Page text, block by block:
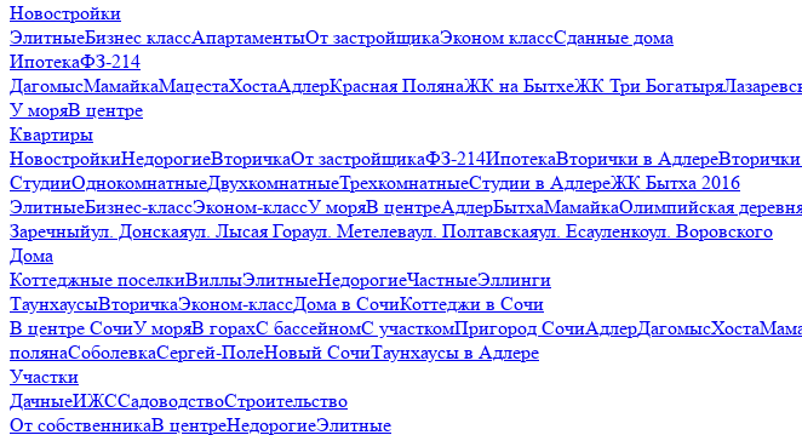
Новостройки
ЭлитныеБизнес классАпартаментыОт застройщикаЭконом классСданные дома
ИпотекаФЗ-214
ДагомысМамайкаМацестаХостаАдлерКрасная ПолянаЖК на БытхеЖК Три Богатыря
У моряВ центре
Квартиры
НовостройкиНедорогиеВторичкаОт застройщикаФЗ-214ИпотекаВторички в Адлере
СтудииОднокомнатныеДвухкомнатныеТрехкомнатныеСтудии в АдлереЖК Бытха 2016
ЭлитныеБизнес-классЭконом-классУ моряВ центреАдлерБытхаМамайкаОлимпийская
Заречныйул. Донскаяул. Лысая Гораул. Метелеваул. Полтавскаяул. Есауленкоул. Воровского
Дома
Коттеджные поселкиВиллыЭлитныеНедорогиеЧастныеЭллинги
ТаунхаусыВторичкаЭконом-классДома в СочиКоттеджи в Сочи
В центре СочиУ моряВ горахС бассейномС участкомПригород СочиАдлерДагомысХоста
полянаСоболевкаСергей-ПолеНовый СочиТаунхаусы в Адлере
Участки
ДачныеИЖССадоводствоСтроительство
От собственникаВ центреНедорогиеЭлитные